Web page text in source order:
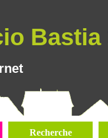
Bastia
Recherche